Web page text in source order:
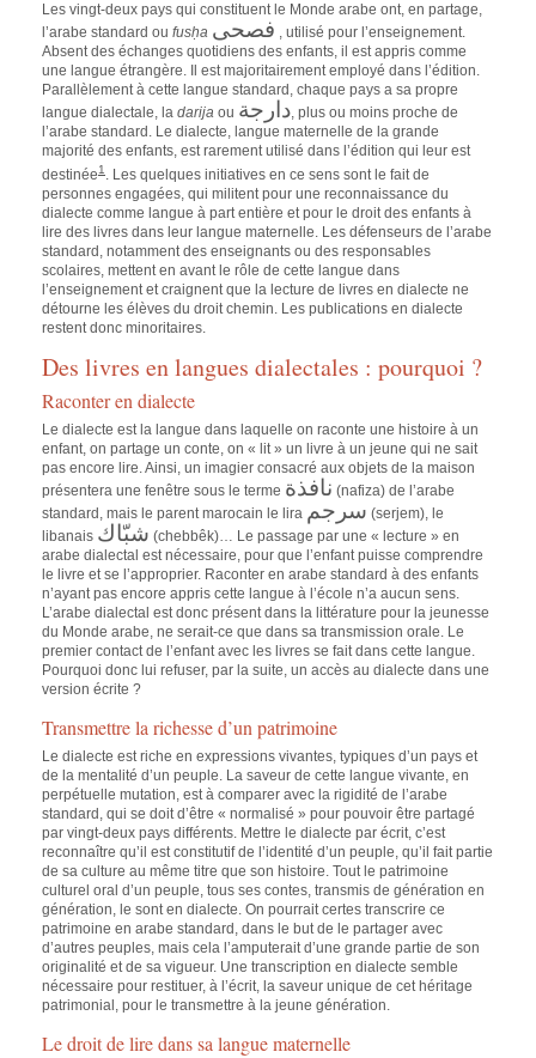
Les vingt-deux pays qui constituent le Monde arabe ont, en partage,
l’arabe standard ou fusḥa فصحى , utilisé pour l’enseignement.
Absent des échanges quotidiens des enfants, il est appris comme
une langue étrangère. Il est majoritairement employé dans l’édition.
Parallèlement à cette langue standard, chaque pays a sa propre
langue dialectale, la darija ou دارجة, plus ou moins proche de
l’arabe standard. Le dialecte, langue maternelle de la grande
majorité des enfants, est rarement utilisé dans l’édition qui leur est
destinée1 . Les quelques initiatives en ce sens sont le fait de
personnes engagées, qui militent pour une reconnaissance du
dialecte comme langue à part entière et pour le droit des enfants à
lire des livres dans leur langue maternelle. Les défenseurs de l’arabe
standard, notamment des enseignants ou des responsables
scolaires, mettent en avant le rôle de cette langue dans
l’enseignement et craignent que la lecture de livres en dialecte ne
détourne les élèves du droit chemin. Les publications en dialecte
restent donc minoritaires.
Des livres en langues dialectales : pourquoi ?
Raconter en dialecte
Le dialecte est la langue dans laquelle on raconte une histoire à un
enfant, on partage un conte, on « lit » un livre à un jeune qui ne sait
pas encore lire. Ainsi, un imagier consacré aux objets de la maison
présentera une fenêtre sous le terme نافذة (nafiza) de l’arabe
standard, mais le parent marocain le lira سرجم (serjem), le
libanais شبّاك (chebbêk)… Le passage par une « lecture » en
arabe dialectal est nécessaire, pour que l’enfant puisse comprendre
le livre et se l’approprier. Raconter en arabe standard à des enfants
n’ayant pas encore appris cette langue à l’école n’a aucun sens.
L’arabe dialectal est donc présent dans la littérature pour la jeunesse
du Monde arabe, ne serait-ce que dans sa transmission orale. Le
premier contact de l’enfant avec les livres se fait dans cette langue.
Pourquoi donc lui refuser, par la suite, un accès au dialecte dans une
version écrite ?
Transmettre la richesse d’un patrimoine
Le dialecte est riche en expressions vivantes, typiques d’un pays et
de la mentalité d’un peuple. La saveur de cette langue vivante, en
perpétuelle mutation, est à comparer avec la rigidité de l’arabe
standard, qui se doit d’être « normalisé » pour pouvoir être partagé
par vingt-deux pays différents. Mettre le dialecte par écrit, c’est
reconnaître qu’il est constitutif de l’identité d’un peuple, qu’il fait partie
de sa culture au même titre que son histoire. Tout le patrimoine
culturel oral d’un peuple, tous ses contes, transmis de génération en
génération, le sont en dialecte. On pourrait certes transcrire ce
patrimoine en arabe standard, dans le but de le partager avec
d’autres peuples, mais cela l’amputerait d’une grande partie de son
originalité et de sa vigueur. Une transcription en dialecte semble
nécessaire pour restituer, à l’écrit, la saveur unique de cet héritage
patrimonial, pour le transmettre à la jeune génération.
Le droit de lire dans sa langue maternelle